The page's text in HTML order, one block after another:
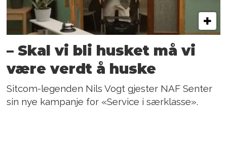
– Skal vi bli husket må vi
være verdt å huske
Sitcom-legenden Nils Vogt gjester NAF Senter
sin nye kampanje for «Service i særklasse».